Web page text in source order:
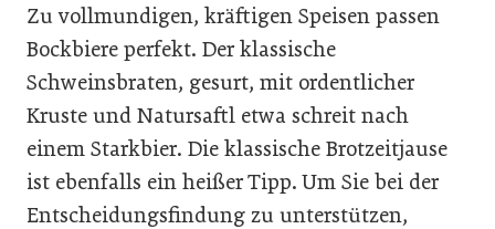
Zu vollmundigen, kräftigen Speisen passen
Bockbiere perfekt. Der klassische
Schweinsbraten, gesurt, mit ordentlicher
Kruste und Natursaftl etwa schreit nach
einem Starkbier. Die klassische Brotzeitjause
ist ebenfalls ein heißer Tipp. Um Sie bei der
Entscheidungsfindung zu unterstützen,